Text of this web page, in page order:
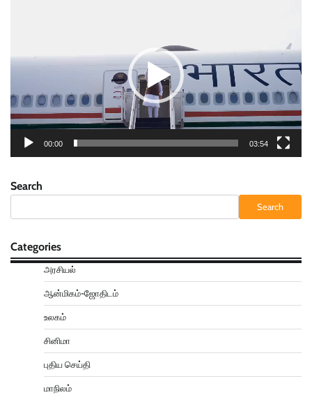
00:00 03:54
Search
Search
Categories
அரசியல்
ஆன்மிகம்-ஜோதிடம்
உலகம்
சினிமா
புதிய செய்தி
மாநிலம்